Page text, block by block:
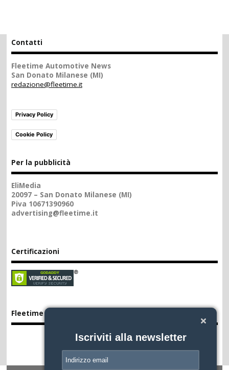
Iscriviti alla newsletter
Contatti
Fleetime Automotive News
San Donato Milanese (MI)
redazione@fleetime.it
Privacy Policy
Cookie Policy
Per la pubblicità
EliMedia
20097 – San Donato Milanese (MI)
Piva 10671390960
advertising@fleetime.it
Certificazioni
Fleetime App